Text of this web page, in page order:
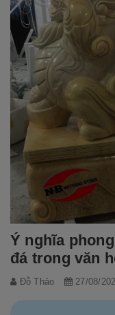
Ý nghĩa
đá trong văn
Đỗ Thảo 27/08/